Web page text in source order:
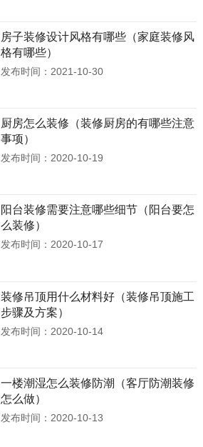
房子装修设计风格有哪些（家庭装修风
格有哪些）
发布时间：2021-10-30
厨房怎么装修（装修厨房的有哪些注意
事项）
发布时间：2020-10-19
阳台装修需要注意哪些细节（阳台要怎
么装修）
发布时间：2020-10-17
装修吊顶用什么材料好（装修吊顶施工
步骤及方案）
发布时间：2020-10-14
一楼潮湿怎么装修防潮（客厅防潮装修
怎么做）
发布时间：2020-10-13